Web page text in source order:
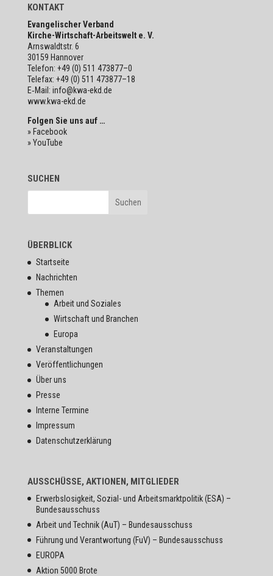
KONTAKT
Evan­ge­li­scher Verband
Kirche-Wirt­schaft-Arbeits­welt e. V.
Arns­waldt­str. 6
30159 Hannover
Telefon: +49 (0) 511 473877–0
Telefax: +49 (0) 511 473877–18
E‑Mail: info@kwa-ekd.de
www.kwa-ekd.de
Folgen Sie uns auf …
» Facebook
» YouTube
SUCHEN
ÜBERBLICK
Startseite
Nachrichten
Themen
Arbeit und Soziales
Wirtschaft und Branchen
Europa
Veranstaltungen
Veröffentlichungen
Über uns
Presse
Interne Termine
Impressum
Datenschutzerklärung
AUSSCHÜSSE, AKTIONEN, MITGLIEDER
Erwerbslosigkeit, Sozial- und Arbeitsmarktpolitik (ESA) –
Bundesausschuss
Arbeit und Technik (AuT) – Bundesausschuss
Führung und Verantwortung (FuV) – Bundesausschuss
EUROPA
Aktion 5000 Brote